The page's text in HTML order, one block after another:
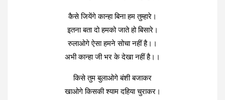
कैसे जियेंगे कान्हा बिना हम तुम्हारे।
इतना बता दो हमको जाते हो बिसारे।
रुलाओगे ऐसा हमने सोचा नहीं है।।
अभी कान्हा जी भर के देखा नहीं है।।
किसे तुम बुलाओगे बंशी बजाकर
खाओगे किसकी श्याम दहिया चुराकर।